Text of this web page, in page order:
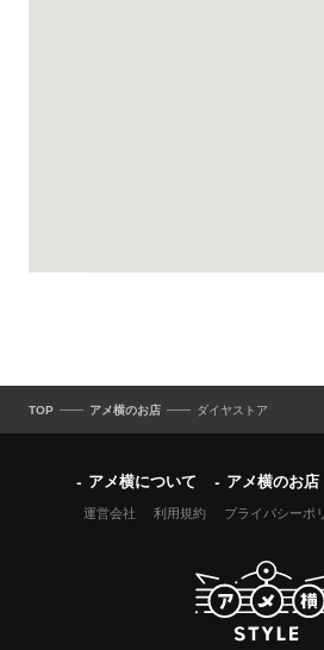
TOP アメ横のお店 ダイヤストア
アメ横について アメ横のお店
運営会社 利用規約 プライバシーポ